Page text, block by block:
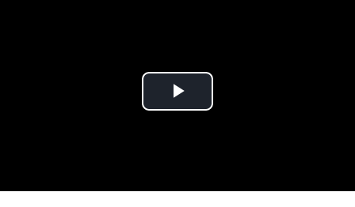
Play Video